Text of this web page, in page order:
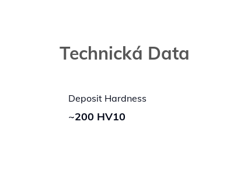
Technická Data
Deposit Hardness
~200 HV10